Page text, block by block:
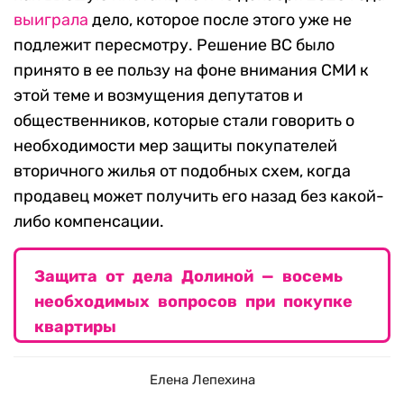
выиграла дело, которое после этого уже не
подлежит пересмотру. Решение ВС было
принято в ее пользу на фоне внимания СМИ к
этой теме и возмущения депутатов и
общественников, которые стали говорить о
необходимости мер защиты покупателей
вторичного жилья от подобных схем, когда
продавец может получить его назад без какой-
либо компенсации.
Защита от дела Долиной — восемь
необходимых вопросов при покупке
квартиры
Елена Лепехина